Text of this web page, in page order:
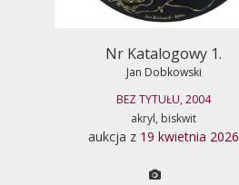
Nr Katalogowy 1.
Jan Dobkowski
BEZ TYTUŁU, 2004
akryl, biskwit
aukcja z 19 kwietnia 2026